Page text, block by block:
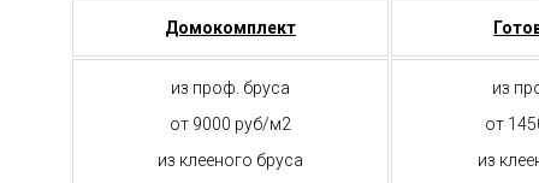
Домокомплект
из проф. бруса
от 9000 руб/м2
из клееного бруса
из
от
из